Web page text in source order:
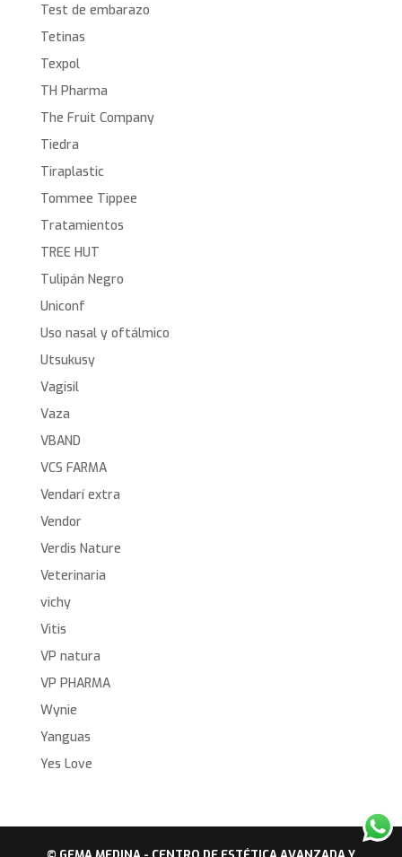
Test de embarazo
Tetinas
Texpol
TH Pharma
The Fruit Company
Tiedra
Tiraplastic
Tommee Tippee
Tratamientos
TREE HUT
Tulipán Negro
Uniconf
Uso nasal y oftálmico
Utsukusy
Vagisil
Vaza
VBAND
VCS FARMA
Vendarí extra
Vendor
Verdis Nature
Veterinaria
vichy
Vitis
VP natura
VP PHARMA
Wynie
Yanguas
Yes Love